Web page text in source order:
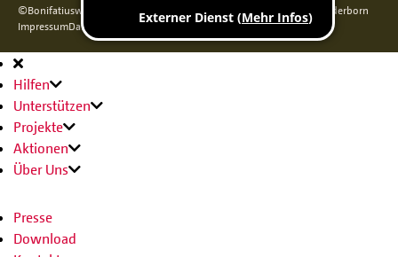
©Bonifatiuswerk der deutschen Katholiken e. V., Kamp 22, 33098 Paderborn
ImpressumDatenschutz Cookie-ErklärungSitemap
Hauptnavigation
Hilfen
Unterstützen
Projekte
Aktionen
Über Uns
Presse
Download